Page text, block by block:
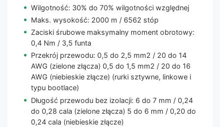
Wilgotność: 30% do 70% wilgotności względnej
Maks. wysokość: 2000 m / 6562 stóp
Zaciski śrubowe maksymalny moment obrotowy:
0,4 Nm / 3,5 funta
Przekrój przewodu: 0,5 do 2,5 mm2 / 20 do 14
AWG (zielone złącza) 0,5 do 1,5 mm2 / 20 do 16
AWG (niebieskie złącze) (rurki sztywne, linkowe i
typu bootlace)
Długość przewodu bez izolacji: 6 do 7 mm / 0,24
do 0,28 cala (zielone złącza) 5 do 6 mm / 0,20 do
0,24 cala (niebieskie złącze)